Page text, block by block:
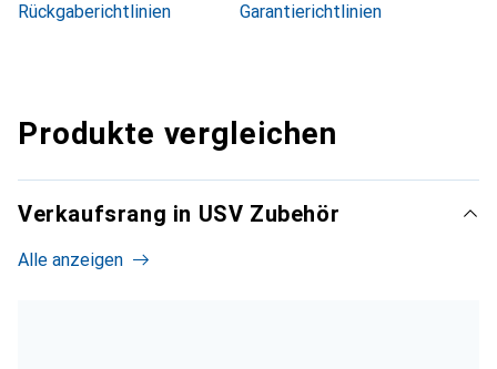
Rückgaberichtlinien
Garantierichtlinien
Produkte vergleichen
Verkaufsrang in USV Zubehör
Alle anzeigen